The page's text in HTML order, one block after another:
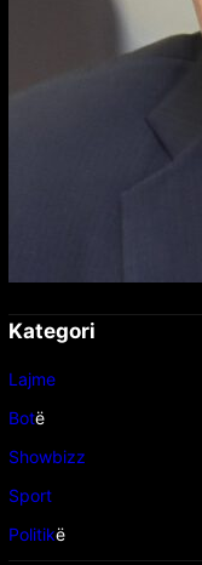
Kategori
Lajme
Botë
Showbizz
Sport
Politikë